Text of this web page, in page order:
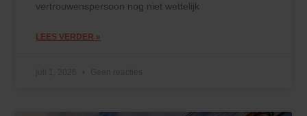
vertrouwenspersoon nog niet wettelijk
LEES VERDER »